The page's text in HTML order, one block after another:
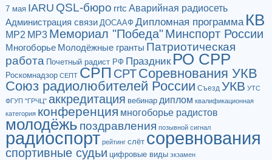
7 мая IARU QSL-бюро rrtc Аварийная радиосеть
Администрация связи ДОСААФ Дипломная программа КВ
МР2 МР3 Мемориал "Победа"Минспорт России
Многоборье Молодёжные гранты Патриотическая
работа Почетный радист РФ Праздник РО СРР
Роскомнадзор СЕПТ СРП СРТСоревнования УКВ
Союз радиолюбителей России Съезд УКВ УТС
ФГУП "ГРЧЦ" аккредитация вебинар диплом квалификационная
категория конференция многоборье радистов
молодёжь поздравления позывной сигнал
радиоспорт рейтинг слёт соревнования
спортивные судьи цифровые виды экзамен